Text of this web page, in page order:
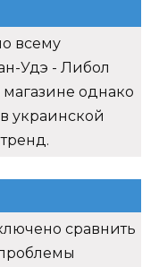
всему
Удэ - Либол
магазине однако
украинской
сравнить